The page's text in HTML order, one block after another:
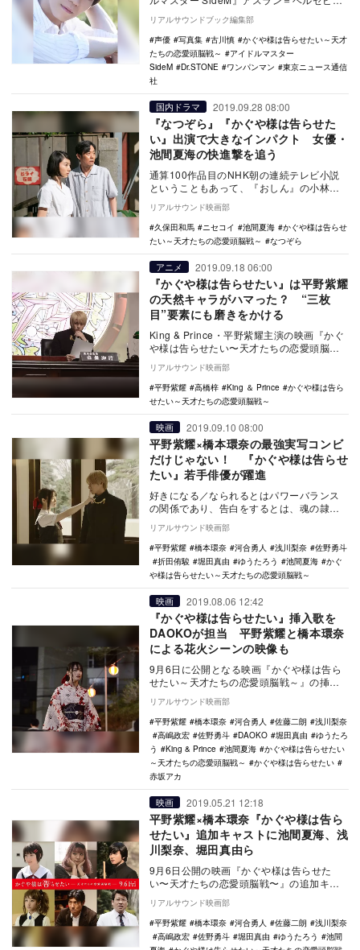
ートⅡ世役、『かぐや様は告らせたい～天才
たちの…
リアルサウンドブック編集部
声優
写真集 古川慎
かぐや様は告らせたい～天才
たちの恋愛頭脳戦～
アイドルマスター
SideM
Dr.STONE ワンパンマン
東京ニュース通信
社
国内ドラマ 2019.09.28 08:00
『なつぞら』『かぐや様は告らせた
い』出演で大きなインパクト 女優・
池間夏海の快進撃を追う
通算100作品目のNHK朝の連続テレビ小説
ということもあって、『おしん』の小林綾
子をはじめ『ええにょぼ』の戸田菜穂や
『純ちゃんの…
リアルサウンド映画部
久保田和馬
ニセコイ 池間夏海
かぐや様は告らせ
たい～天才たちの恋愛頭脳戦～
なつぞら
アニメ 2019.09.18 06:00
『かぐや様は告らせたい』は平野紫耀
の天然キャラがハマった？ “三枚
目”要素にも磨きをかける
King & Prince・平野紫耀主演の映画『かぐ
や様は告らせたい〜天才たちの恋愛頭脳
戦〜』が、想像以上の好成績を収め…
リアルサウンド映画部
平野紫耀
高橋梓 King ＆ Prince
かぐや様は告ら
せたい～天才たちの恋愛頭脳戦～
映画 2019.09.10 08:00
平野紫耀×橋本環奈の最強実写コンビ
だけじゃない！ 『かぐや様は告らせ
たい』若手俳優が躍進
好きになる／なられるとはパワーバランス
の関係であり、告白をするとは、魂の隷属
であるーーそんな、ちょっとばかりひねく
れた恋愛観を展…
リアルサウンド映画部
平野紫耀
橋本環奈 河合勇人 浅川梨奈
佐野勇斗
折田侑駿
堀田真由 ゆうたろう 池間夏海
かぐ
や様は告らせたい～天才たちの恋愛頭脳戦～
映画 2019.08.06 12:42
『かぐや様は告らせたい』挿入歌を
DAOKOが担当 平野紫耀と橋本環奈
による花火シーンの映像も
9月6日に公開となる映画『かぐや様は告ら
せたい～天才たちの恋愛頭脳戦～』の挿入
歌がDAOKOの「はじめましての気持ちを」
に決まり…
リアルサウンド映画部
平野紫耀
橋本環奈 河合勇人 佐藤二朗
浅川梨奈
高嶋政宏
佐野勇斗 DAOKO 堀田真由
ゆうたろ
う
King & Prince 池間夏海
かぐや様は告らせたい
～天才たちの恋愛頭脳戦～
かぐや様は告らせたい
赤坂アカ
映画 2019.05.21 12:18
平野紫耀×橋本環奈『かぐや様は告ら
せたい』追加キャストに池間夏海、浅
川梨奈、堀田真由ら
9月6日公開の映画『かぐや様は告らせた
い〜天才たちの恋愛頭脳戦〜』の追加キャ
ストが発表された。 本作は、2015年6月
に連載…
リアルサウンド映画部
平野紫耀
橋本環奈 河合勇人 佐藤二朗
浅川梨奈
高嶋政宏
佐野勇斗 堀田真由 ゆうたろう
池間